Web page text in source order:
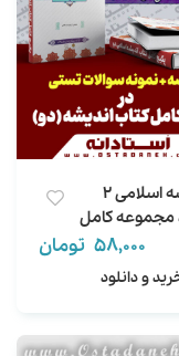
اندیشه اسلامی 2
مجموعه کامل
(خلاصه + 543 نمونه
تستی فصل به
58,000 تومان
و دانلود